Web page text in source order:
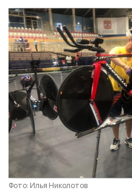
Фото: Илья Николотов